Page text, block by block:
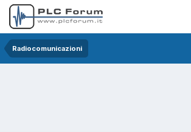
Radiocomunicazioni